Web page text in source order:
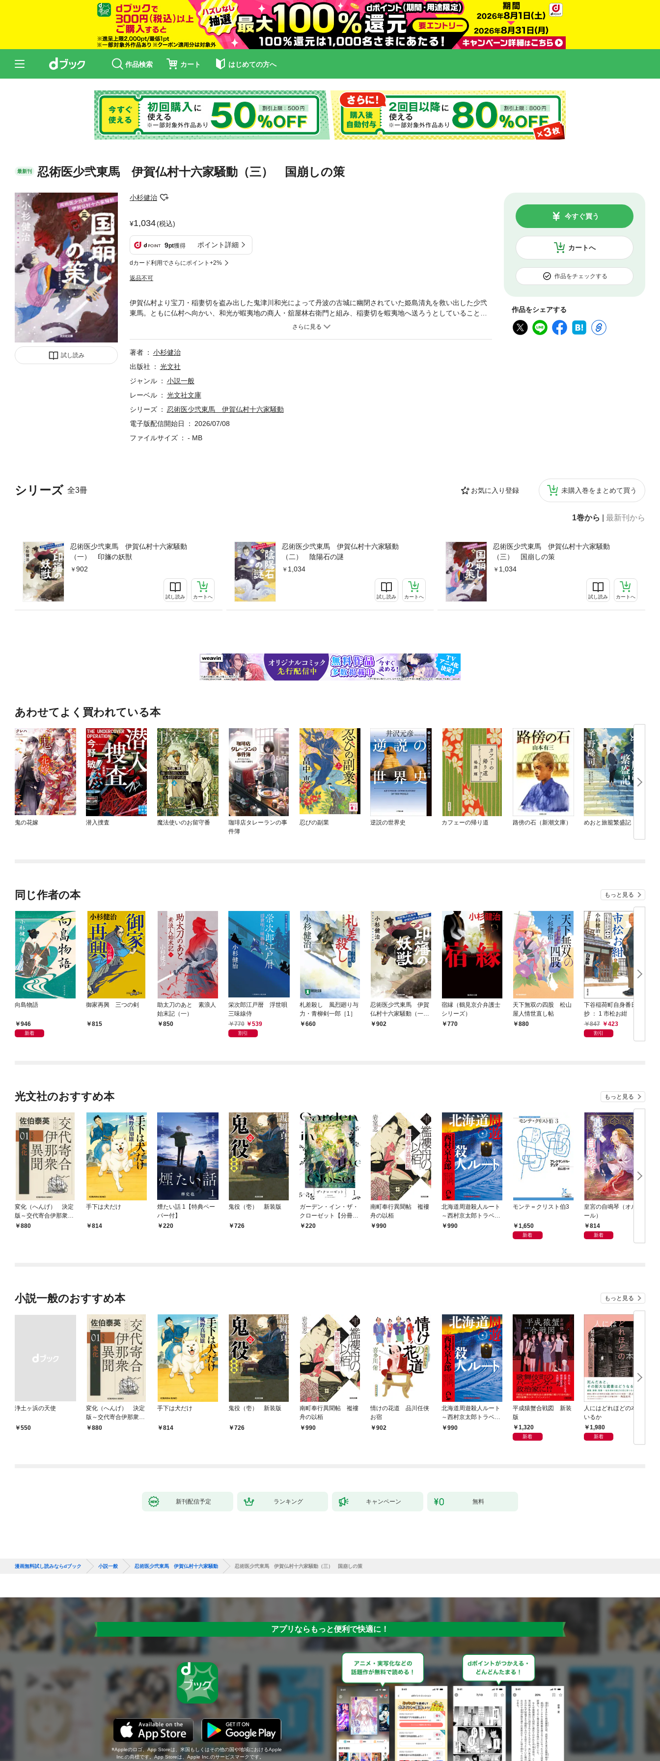
作品検索 カート はじめての方へ
最新刊 忍術医少弐東馬 伊賀仏村十六家騒動（三） 国崩しの策
試し読み
小杉健治
1,034(税込)
9pt獲得 ポイント詳細
dカード利用でさらにポイント+2%
返品不可
カートへ
今すぐ買う
作品をチェックする
作品をシェアする
シリーズ 全3冊 お気に入り登録 未購入巻をまとめて買う
1巻から 最新刊から
忍術医少弐東馬 伊賀仏村十六家騒動
（一） 印旛の妖獣
902
試し読み カートへ
忍術医少弐東馬 伊賀仏村十六家騒動
（二） 陰陽石の謎
1,034
試し読み カートへ
忍術医少弐東馬 伊賀仏村十六家騒動
（三） 国崩しの策
1,034
試し読み カートへ
伊賀仏村より宝刀・稲妻切を盗み出した鬼津川和光によって丹波の古城に幽閉されていた姫島清丸を救い出した少弐
東馬。ともに仏村へ向かい、和光が蝦夷地の商人・舘屋林右衛門と組み、稲妻切を蝦夷地へ送ろうとしていることを
知る。早速、彼の地へ赴く東馬だったが……。一方、江戸では、月岡内膳が、寒河江出羽守に近づいて怪しい動きを
著者
小杉健治
出版社
光文社
ジャンル
小説一般
レーベル
光文社文庫
シリーズ
忍術医少弐東馬 伊賀仏村十六家騒動
電子版配信開始日
2026/07/08
ファイルサイズ
- MB
あわせてよく買われている本
鬼の花嫁 潜入捜査 魔法使いのお留守番
珈琲店タレーランの事
件簿
忍びの副業 逆説の世界史 カフェーの帰り道 路傍の石（新潮文庫） めおと旅籠繁盛記
同じ作者の本 もっと見る
向島物語
946
新着
御家再興 三つの剣
815
助太刀のあと 素浪人
始末記（一）
850
栄次郎江戸暦 浮世唄
三味線侍
770
539
割引
札差殺し 風烈廻り与
力・青柳剣一郎［1］
660
忍術医少弐東馬 伊賀
仏村十六家騒動（一）
印旛の妖獣
902
宿縁（鶴見京介弁護士
シリーズ）
770
天下無双の四股 松山
屋人情世直し帖
880
下谷稲荷町自身番日月
抄 ： 1 市松お紺
847
423
割引
光文社のおすすめ本 もっと見る
変化（へんげ） 決定
版～交代寄合伊那衆異
聞（1）～
880
手下は犬だけ
814
煙たい話 1【特典ペー
パー付】
220
鬼役（壱） 新装版
726
ガーデン・イン・ザ・
クローゼット【分冊
版】1
220
南町奉行異聞帖 襤褸
舟の以栢
990
北海道周遊殺人ルート
～西村京太郎トラベル
ミステリー・セレクシ
990
モンテ＝クリスト伯3
1,650
新着
皇宮の自鳴琴（オルゴ
ール）
814
新着
小説一般のおすすめ本 もっと見る
浄土ヶ浜の天使
￥550
変化（へんげ） 決定
版～交代寄合伊那衆異
聞（1）～
880
手下は犬だけ
814
鬼役（壱） 新装版
726
南町奉行異聞帖 襤褸
舟の以栢
990
情けの花道 品川任侠
お宿
902
北海道周遊殺人ルート
～西村京太郎トラベル
ミステリー・セレクシ
990
平成猿蟹合戦図 新装
版
1,320
新着
人にはどれほどの本が
いるか
1,980
新着
新刊配信予定 ランキング キャンペーン 無料
漫画無料試し読みならdブック 小説一般 忍術医少弐東馬 伊賀仏村十六家騒動 忍術医少弐東馬 伊賀仏村十六家騒動（三） 国崩しの策
アプリならもっと便利で快適に！
Appleのロゴ、App Storeは、米国もしくはその他の国や地域におけるApple
Inc.の商標です。App Storeは、Apple Inc.のサービスマークです。